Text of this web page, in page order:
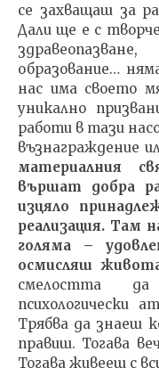
се захващаш за
Дали ще е с
образование…
нас има своето
уникално
работи в тази
възнаграждение
материалния
вършат добра
изцяло
реализация. Там
голяма –
осмисляш
смелостта
психологически
Трябва да знаеш
правиш. Тогава
Тогава живееш с